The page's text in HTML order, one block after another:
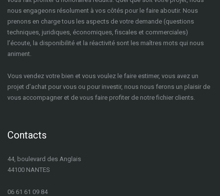
nous engageons résolument à vos côtés pour le faire aboutir. Nous
prenons en charge tous les aspects de votre demande (questions
techniques, juridiques, économiques, fiscales et commerciales)
l’écoute, la disponibilité et la réactivité sont les maîtres mots qui nous
animent.
Vous vendez votre bien et vous voulez le faire estimer, vous avez un
projet d’achat pour vous ou pour investir, nous nous ferons un plaisir de
vous accompagner et de vous faire profiter de notre fichier clients.
Contacts
44, boulevard des Anglais
44100 NANTES
06 61 61 09 84